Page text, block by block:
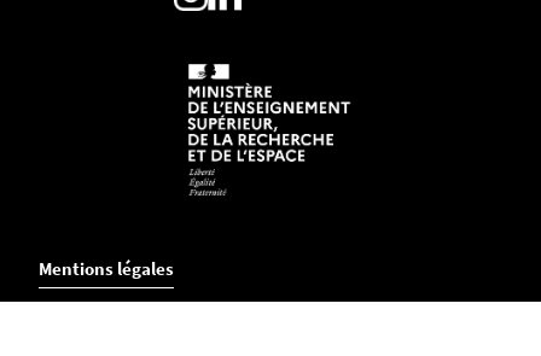
Mentions légales
Crédits et aspects légaux